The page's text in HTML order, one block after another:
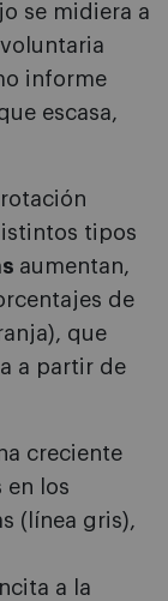
se midiera a
informe
escasa,
tipos
aumentan,
de
que
a partir de
creciente
en los
(línea gris),
a la